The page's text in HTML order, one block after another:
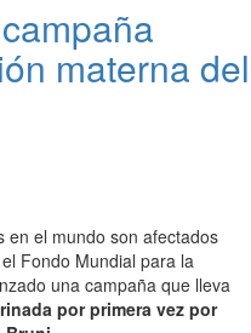
materna del
en el mundo son afectados
Fondo Mundial para la
una campaña que lleva
por primera vez por